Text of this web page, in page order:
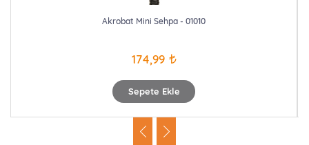
Sepete Ekle
Akrobat Mini Sehpa - 01010
174,99